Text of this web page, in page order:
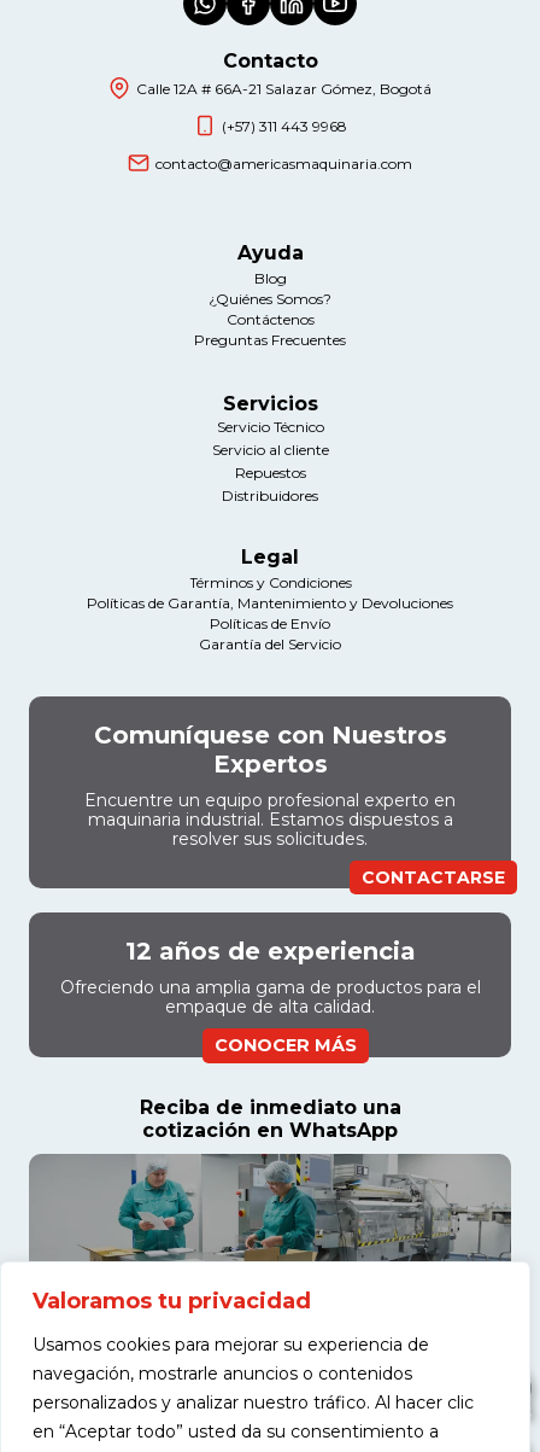
Valoramos tu privacidad
Usamos cookies para mejorar su experiencia de
navegación, mostrarle anuncios o contenidos
personalizados y analizar nuestro tráfico. Al hacer clic
en “Aceptar todo” usted da su consentimiento a
Contacto
Calle 12A # 66A-21 Salazar Gómez, Bogotá
(+57) 311 443 9968
contacto@americasmaquinaria.com
Ayuda
Blog
¿Quiénes Somos?
Contáctenos
Preguntas Frecuentes
Servicios
Servicio Técnico
Servicio al cliente
Repuestos
Distribuidores
Legal
Términos y Condiciones
Políticas de Garantía, Mantenimiento y Devoluciones
Políticas de Envío
Garantía del Servicio
Comuníquese con Nuestros
Expertos
Encuentre un equipo profesional experto en
maquinaria industrial. Estamos dispuestos a
resolver sus solicitudes.
CONTACTARSE
12 años de experiencia
Ofreciendo una amplia gama de productos para el
empaque de alta calidad.
CONOCER MÁS
Reciba de inmediato una
cotización en WhatsApp
COTIZAR